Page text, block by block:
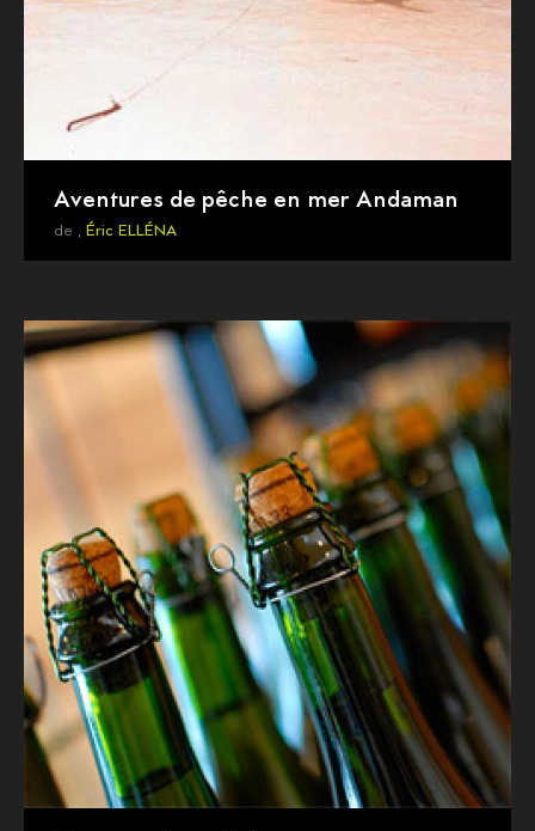
Aventures de pêche en mer Andaman
de , Éric ELLÉNA